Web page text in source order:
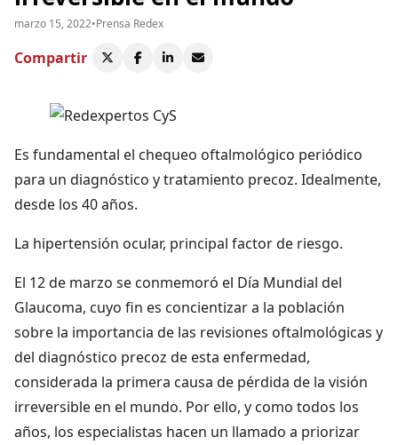
marzo 15, 2022•Prensa Redex
Compartir
Es fundamental el chequeo oftalmológico periódico
para un diagnóstico y tratamiento precoz. Idealmente,
desde los 40 años.
La hipertensión ocular, principal factor de riesgo.
El 12 de marzo se conmemoró el Día Mundial del
Glaucoma, cuyo fin es concientizar a la población
sobre la importancia de las revisiones oftalmológicas y
del diagnóstico precoz de esta enfermedad,
considerada la primera causa de pérdida de la visión
irreversible en el mundo. Por ello, y como todos los
años, los especialistas hacen un llamado a priorizar